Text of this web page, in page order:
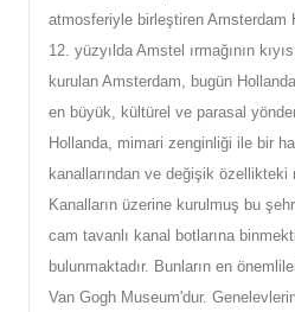
atmosferiyle birleştiren Amsterdam
12. yüzyılda Amstel ırmağının
kurulan Amsterdam, bugün
en büyük, kültürel ve parasal
Hollanda, mimari zenginliği ile bir
kanallarından ve değişik özellikteki
Kanalların üzerine kurulmuş bu
cam tavanlı kanal botlarına
bulunmaktadır. Bunların en
Van Gogh Museum'dur.